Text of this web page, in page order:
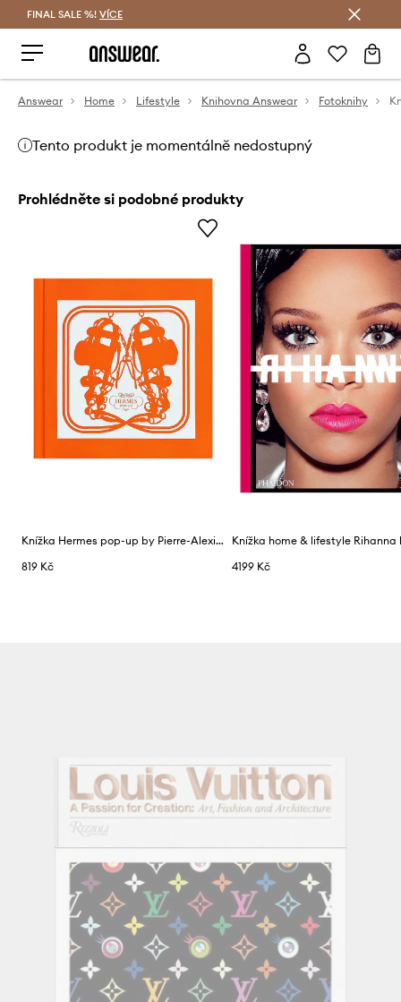
FINAL SALE %! VÍCE
Answear Home Lifestyle Knihovna Answear Fotoknihy
Tento produkt je momentálně nedostupný
Prohlédněte si podobné produkty
Knížka Hermes pop-up by Pierre-Alexis Dumas
819 Kč
4199 Kč